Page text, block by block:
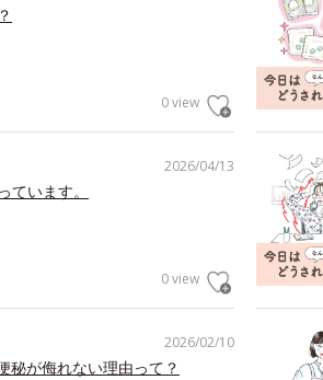
0 view
2026/04/13
います。
0 view
2026/02/10
秘が侮れない理由って？